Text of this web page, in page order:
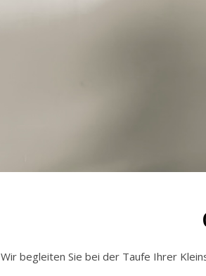
Wir begleiten Sie bei der Taufe Ihrer